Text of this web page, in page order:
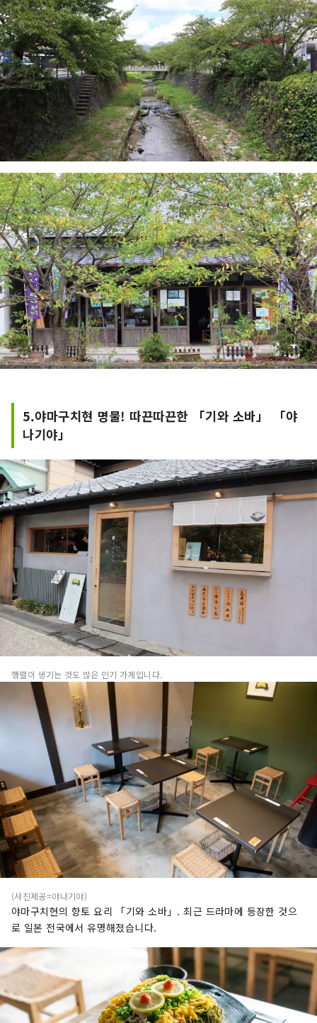
5.야마구치현 명물! 따끈따끈한 「기와 소바」 「야
나기야」
행렬이 생기는 것도 많은 인기 가게입니다.
(사진제공=야나기야)
야마구치현의 향토 요리 「기와 소바」. 최근 드라마에 등장한 것으
로 일본 전국에서 유명해졌습니다.